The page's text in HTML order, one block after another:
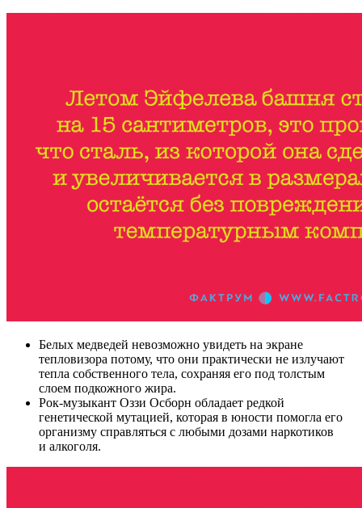
Белых медведей невозможно увидеть на экране
тепловизора потому, что они практически не излучают
тепла собственного тела, сохраняя его под толстым
слоем подкожного жира.
Рок-музыкант Оззи Осборн обладает редкой
генетической мутацией, которая в юности помогла его
организму справляться с любыми дозами наркотиков
и алкоголя.